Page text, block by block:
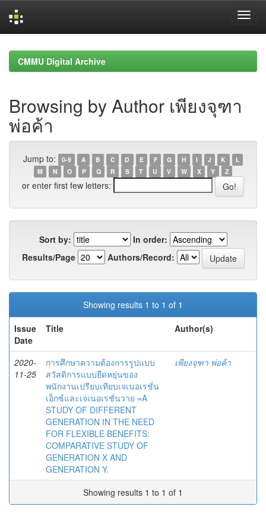
navigationCMMU Digital Archive
Browsing by Author เพียงจุฑา
พ่อค้า
Jump to: 0-9 A B C D E F G H I J K
L
M
N O P Q R S T U V W X Y Z
or enter first few letters:
Sort by:
In order:
Results/Page
Authors/Record:
Showing results 1 to 1 of 1
Issue
Date
Title Author(s)
2020-
11-25
การศึกษาความต้องการรูปแบบ
สวัสดิการแบบยืดหยุ่นของ
พนักงานเปรียบเทียบเจเนอเรชั่น
เอ็กซ์และเจเนอเรชั่นวาย =A
STUDY OF DIFFERENT
GENERATION IN THE NEED
FOR FLEXIBLE BENEFITS:
COMPARATIVE STUDY OF
GENERATION X AND
GENERATION Y.
เพียงจุฑา พ่อค้า
Showing results 1 to 1 of 1